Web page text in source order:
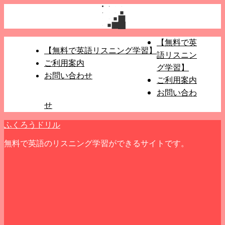
【無料で英語リスニング学習】
ご利用案内
お問い合わせ
【無料で英
語リスニン
グ学習】
ご利用案内
お問い合わ
せ
ふくろうドリル
無料で英語のリスニング学習ができるサイトです。